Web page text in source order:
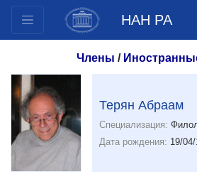
НАН РА
Документы
Инновационные предложения
Публикации
Члены /
Терян Абраам
Специализация:
Дата рождения: 19/